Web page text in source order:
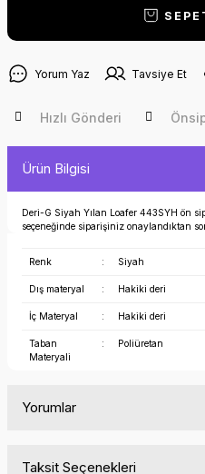
Yorum Yaz Tavsiye Et
Hızlı Gönderi
Ürün Bilgisi
Deri-G Siyah Yılan Loafer 443SYH ön
seçeneğinde siparişiniz onaylandıktan
Renk : Siyah
Dış materyal : Hakiki deri
İç Materyal : Hakiki deri
Taban
Materyali
: Poliüretan
Yorumlar
Taksit Seçenekleri